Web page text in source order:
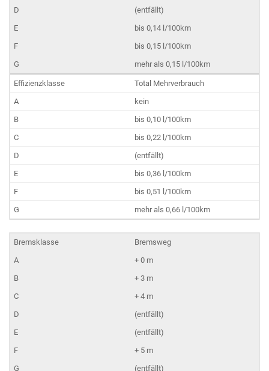
(entfällt)
bis 0,14 l/100km
bis 0,15 l/100km
mehr als 0,15 l/100km
Total Mehrverbrauch
kein
bis 0,10 l/100km
bis 0,22 l/100km
(entfällt)
bis 0,36 l/100km
bis 0,51 l/100km
mehr als 0,66 l/100km
Bremsweg
+ 0 m
+ 3 m
+ 4 m
(entfällt)
(entfällt)
+ 5 m
(entfällt)